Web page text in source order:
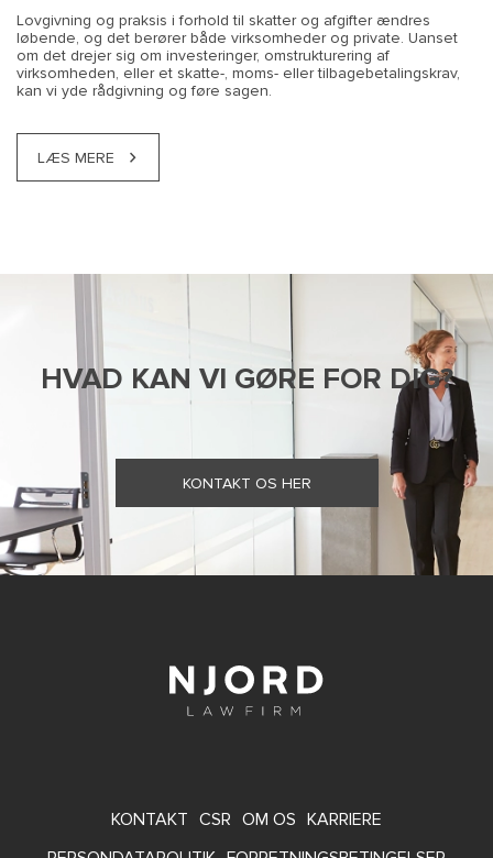
Lovgivning og praksis i forhold til skatter og afgifter ændres
løbende, og det berører både virksomheder og private. Uanset
om det drejer sig om investeringer, omstrukturering af
virksomheden, eller et skatte-, moms- eller tilbagebetalingskrav,
kan vi yde rådgivning og føre sagen.
LÆS MERE
HVAD KAN VI GØRE FOR DIG?
KONTAKT OS HER
FOOTERKONTAKT CSR OM OS KARRIERE